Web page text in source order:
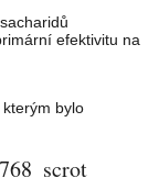
efektivitu na
bylo